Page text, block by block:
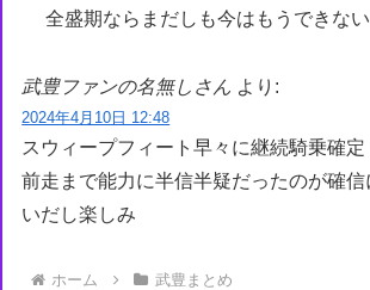
全盛期ならまだしも今はもうできない
武豊ファンの名無しさん より:
2024年4月10日 12:48
スウィープフィート早々に継続騎乗確定
前走まで能力に半信半疑だったのが確信
いだし楽しみ
ホーム 武豊まとめ